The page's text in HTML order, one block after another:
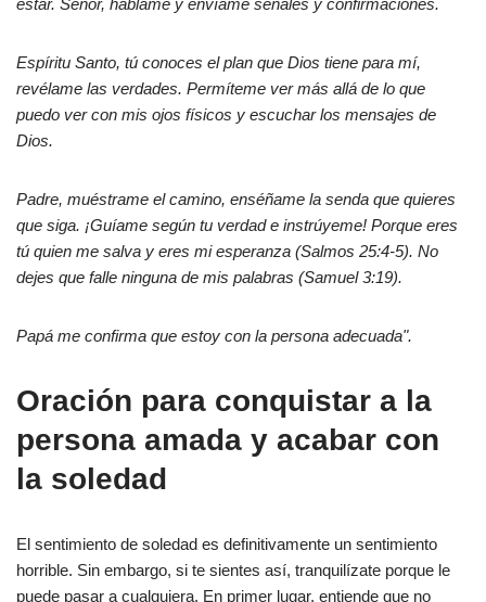
estar. Señor, háblame y envíame señales y confirmaciones.
Espíritu Santo, tú conoces el plan que Dios tiene para mí,
revélame las verdades. Permíteme ver más allá de lo que
puedo ver con mis ojos físicos y escuchar los mensajes de
Dios.
Padre, muéstrame el camino, enséñame la senda que quieres
que siga. ¡Guíame según tu verdad e instrúyeme! Porque eres
tú quien me salva y eres mi esperanza (Salmos 25:4-5). No
dejes que falle ninguna de mis palabras (Samuel 3:19).
Papá me confirma que estoy con la persona adecuada".
Oración para conquistar a la
persona amada y acabar con
la soledad
El sentimiento de soledad es definitivamente un sentimiento
horrible. Sin embargo, si te sientes así, tranquilízate porque le
puede pasar a cualquiera. En primer lugar, entiende que no